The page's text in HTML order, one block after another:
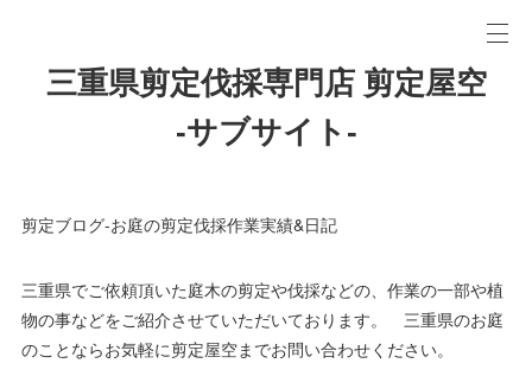
三重県剪定伐採専門店 剪定屋空
-サブサイト-
剪定ブログ-お庭の剪定伐採作業実績&日記
三重県でご依頼頂いた庭木の剪定や伐採などの、作業の一部や植
物の事などをご紹介させていただいております。 三重県のお庭
のことならお気軽に剪定屋空までお問い合わせください。